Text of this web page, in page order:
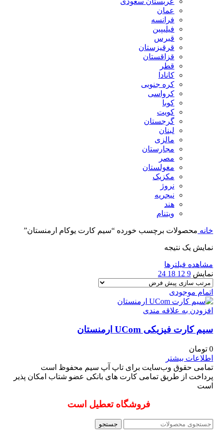
عمان
فرانسه
فیلیپین
قبرس
قرقیزستان
قزاقستان
قطر
کانادا
کره جنوبی
کرواسی
کوبا
کویت
گرجستان
لبنان
مالزی
مجارستان
مصر
مغولستان
مکزیک
نروژ
نیجریه
هند
ویتنام
خانه محصولات برچسب خورده “سیم کارت یوکام ارمنستان”
نمایش یک نتیجه
مشاهده فیلترها
نمایش 9
12
18
24
اتمام موجودی
افزودن به علاقه مندی
سیم کارت فیزیکی UCom ارمنستان
0 تومان
اطلاعات بیشتر
تمامی حقوق وب‌سایت برای تاپ آپ سیم محفوظ است
پرداخت از طریق تمامی کارت های بانکی عضو شتاب امکان پذیر
است
فروشگاه تعطیل است
جستجو